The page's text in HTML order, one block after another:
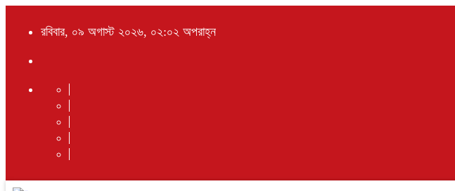
রবিবার, ০৯ অগাস্ট ২০২৬, ০২:০২ অপরাহ্ন